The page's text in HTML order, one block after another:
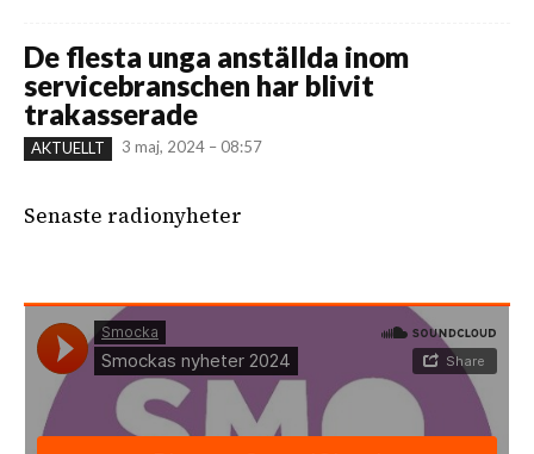
De flesta unga anställda inom
servicebranschen har blivit
trakasserade
AKTUELLT 3 maj, 2024 – 08:57
Senaste radionyheter